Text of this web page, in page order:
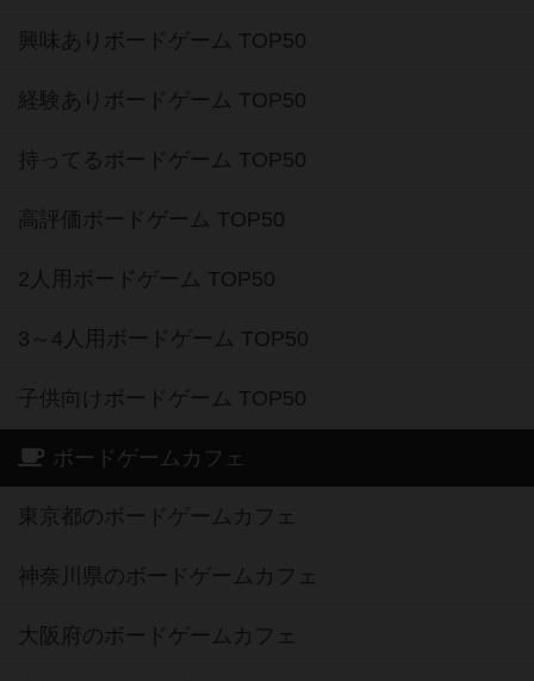
興味ありボードゲーム TOP50
経験ありボードゲーム TOP50
持ってるボードゲーム TOP50
高評価ボードゲーム TOP50
2人用ボードゲーム TOP50
3～4人用ボードゲーム TOP50
子供向けボードゲーム TOP50
ボードゲームカフェ
東京都のボードゲームカフェ
神奈川県のボードゲームカフェ
大阪府のボードゲームカフェ